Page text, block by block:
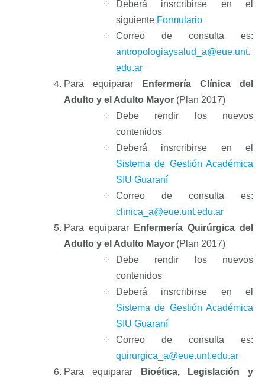
Deberá insrcribirse en el
siguiente Formulario
Correo de consulta es:
antropologiaysalud_a@eue.unt.
edu.ar
Para equiparar
Enfermería Clínica del
Adulto y el Adulto Mayor (Plan 2017)
Debe rendir los nuevos
contenidos
Deberá insrcribirse en el
Sistema de Gestión Académica
SIU Guaraní
Correo de consulta es:
clinica_a@eue.unt.edu.ar
Para equiparar
Enfermería Quirúrgica del
Adulto y el Adulto Mayor (Plan 2017)
Debe rendir los nuevos
contenidos
Deberá insrcribirse en el
Sistema de Gestión Académica
SIU Guaraní
Correo de consulta es:
quirurgica_a@eue.unt.edu.ar
Para equiparar
Bioética, Legislación y